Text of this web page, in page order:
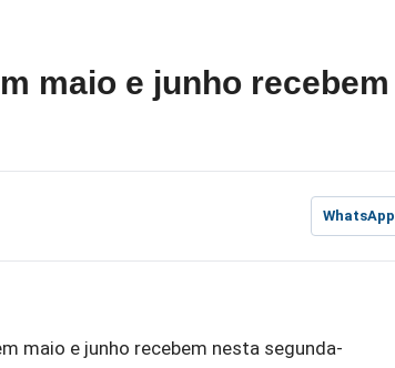
maio e junho recebem
WhatsApp
maio e junho recebem nesta segunda-